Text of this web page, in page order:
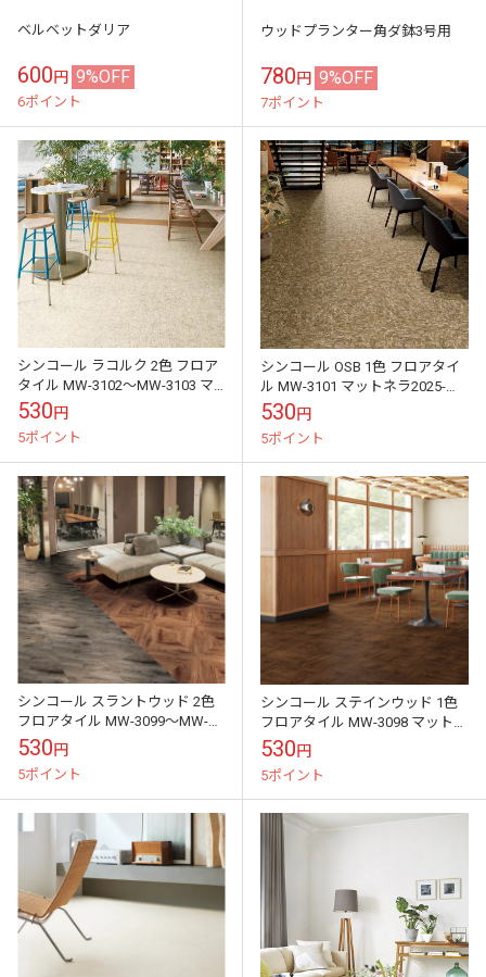
ベルベットダリア
600円 9%OFF
6ポイント
ウッドプランター角ダ鉢3号用
780円 9%OFF
7ポイント
シンコール ラコルク 2色 フロア
タイル MW-3102～MW-3103 マ
ットネラ2025-2028 1ケース20枚
入り（販売単...
530円
5ポイント
シンコール OSB 1色 フロアタイ
ル MW-3101 マットネラ2025-
2028 1ケース20枚入り（販売単
位：枚）
530円
5ポイント
シンコール スラントウッド 2色
フロアタイル MW-3099～MW-
3100 マットネラ2025-2028 1ケ
ース20枚入り（...
530円
5ポイント
シンコール ステインウッド 1色
フロアタイル MW-3098 マットネ
ラ2025-2028 1ケース20枚入り
（販売単位：枚）
530円
5ポイント